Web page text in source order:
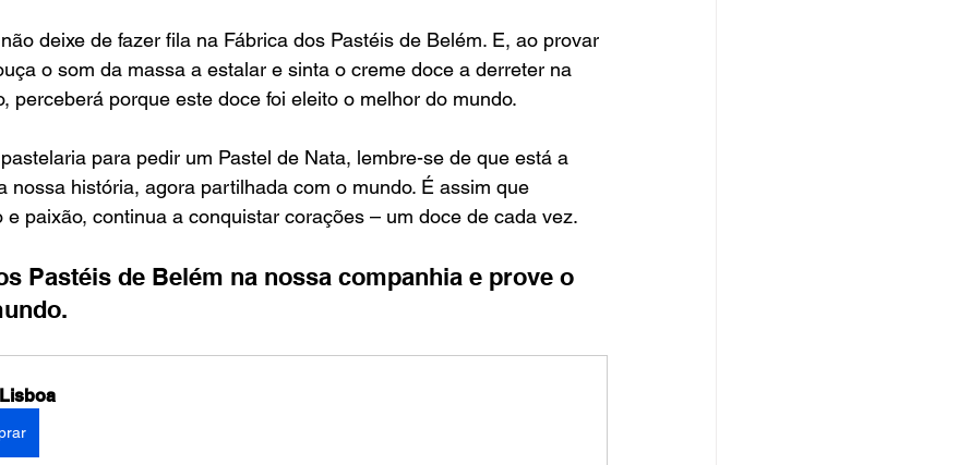
deixe de fazer fila na Fábrica dos Pastéis de Belém. E, ao provar
o som da massa a estalar e sinta o creme doce a derreter na
perceberá porque este doce foi eleito o melhor do mundo.
para pedir um Pastel de Nata, lembre-se de que está a
nossa história, agora partilhada com o mundo. É assim que
e paixão, continua a conquistar corações – um doce de cada vez.
Pastéis de Belém na nossa companhia e prove o